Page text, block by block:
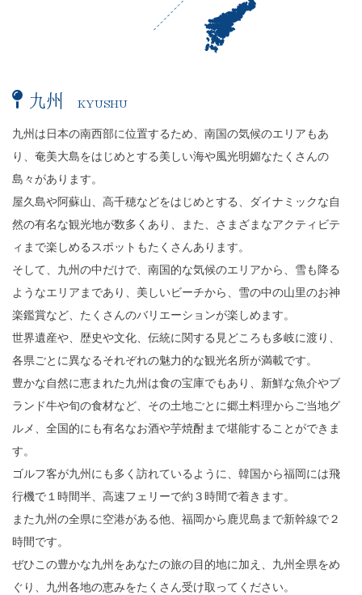
九州 KYUSHU
九州は日本の南西部に位置するため、南国の気候のエリアもあ
り、奄美大島をはじめとする美しい海や風光明媚なたくさんの
島々があります。
屋久島や阿蘇山、高千穂などをはじめとする、ダイナミックな自
然の有名な観光地が数多くあり、また、さまざまなアクティビテ
ィまで楽しめるスポットもたくさんあります。
そして、九州の中だけで、南国的な気候のエリアから、雪も降る
ようなエリアまであり、美しいビーチから、雪の中の山里のお神
楽鑑賞など、たくさんのバリエーションが楽しめます。
世界遺産や、歴史や文化、伝統に関する見どころも多岐に渡り、
各県ごとに異なるそれぞれの魅力的な観光名所が満載です。
豊かな自然に恵まれた九州は食の宝庫でもあり、新鮮な魚介やブ
ランド牛や旬の食材など、その土地ごとに郷土料理からご当地グ
ルメ、全国的にも有名なお酒や芋焼酎まで堪能することができま
す。
ゴルフ客が九州にも多く訪れているように、韓国から福岡には飛
行機で１時間半、高速フェリーで約３時間で着きます。
また九州の全県に空港がある他、福岡から鹿児島まで新幹線で２
時間です。
ぜひこの豊かな九州をあなたの旅の目的地に加え、九州全県をめ
ぐり、九州各地の恵みをたくさん受け取ってください。
FUKUOKA
SAGA
NAGASAKI
KUMAMOTO
OITA%E3%80%80
MIYAZAKI
KAGOSHIMA